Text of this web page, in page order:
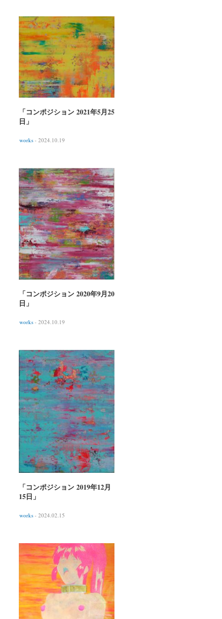
「コンポジション 2021年5月25
日」
works - 2024.10.19
「コンポジション 2020年9月20
日」
works - 2024.10.19
「コンポジション 2019年12月
15日」
works - 2024.02.15